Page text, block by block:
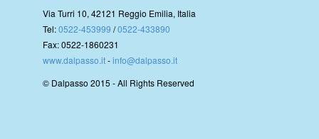
Via Turri 10, 42121 Reggio Emilia, Italia
Tel:0522-453999 /0522-433890
Fax: 0522-1860231
www.dalpasso.it-info@dalpasso.it
© Dalpasso 2015 - All Rights Reserved